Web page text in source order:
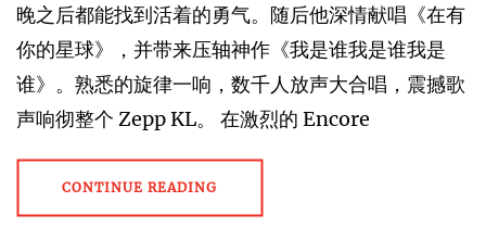
晚之后都能找到活着的勇气。随后他深情献唱《在有
你的星球》，并带来压轴神作《我是谁我是谁我是
谁》。熟悉的旋律一响，数千人放声大合唱，震撼歌
声响彻整个 Zepp KL。 在激烈的 Encore
CONTINUE READING